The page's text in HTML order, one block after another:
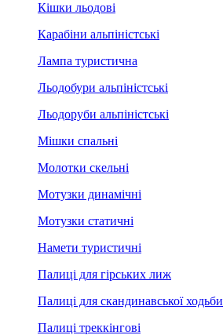
Кішки льодові
Карабіни альпіністські
Лампа туристична
Льодобури альпіністські
Льодоруби альпіністські
Мішки спальні
Молотки скельні
Мотузки динамічні
Мотузки статичні
Намети туристичні
Палиці для гірських лиж
Палиці для скандинавської ходьби
Палиці треккінгові